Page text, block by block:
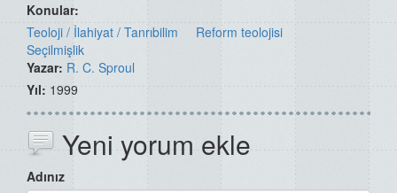
Konular:
Teoloji / İlahiyat / Tanrıbilim
Reform teolojisi
Seçilmişlik
Yazar: R. C. Sproul
Yıl: 1999
Yeni yorum ekle
Adınız